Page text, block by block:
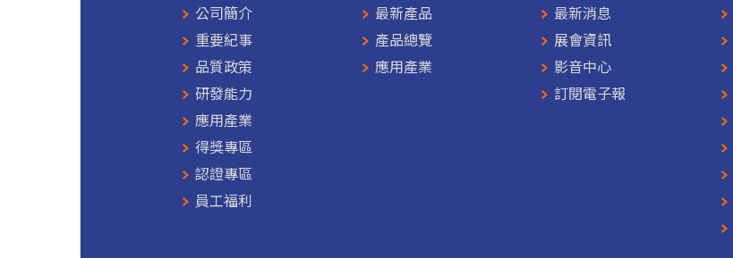
公司簡介
重要紀事
品質政策
研發能力
應用產業
得獎專區
認證專區
員工福利
最新產品
產品總覽
應用產業
最新消息
展會資訊
影音中心
訂閱電子報